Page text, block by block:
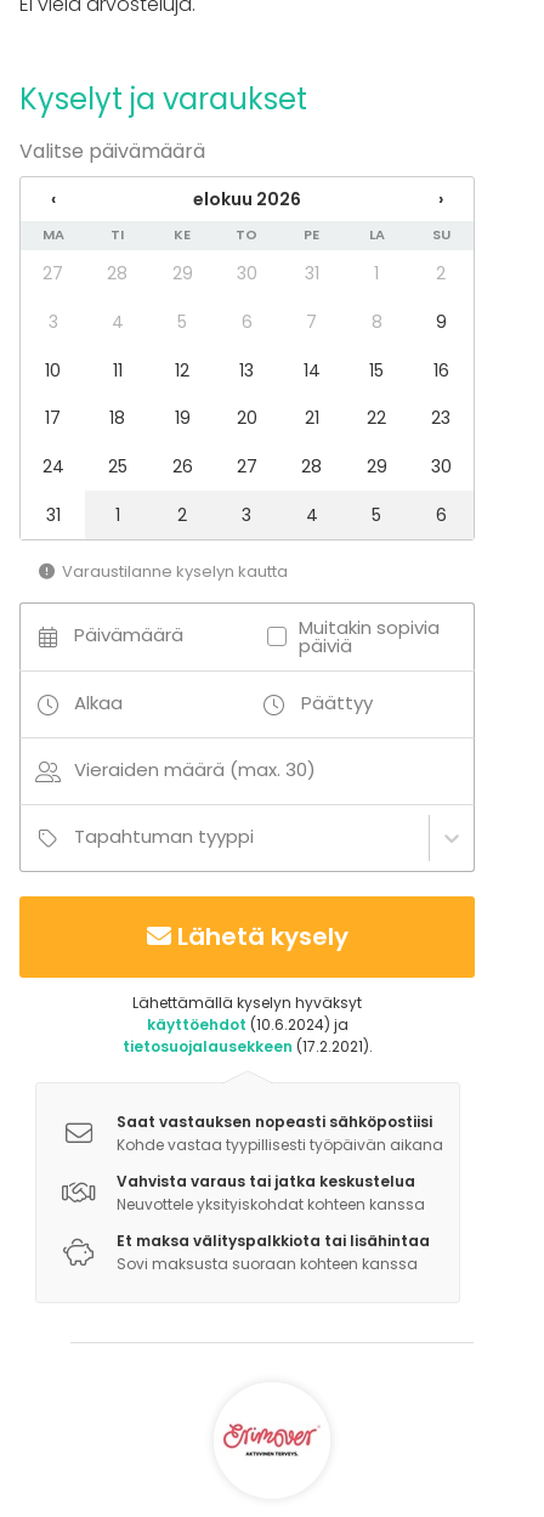
Kyselyt ja varaukset
Valitse päivämäärä
‹ elokuu 2026 ›
MA TI KE TO PE LA SU
27 28 29 30 31 1
2
3
4 5 6 7 8
9
10
11 12 13 14 15
16
17
18 19 20 21 22
23
24
25 26 27 28 29
30
31
1 2 3 4 5 6
Varaustilanne kyselyn kautta
Päivämäärä Muitakin sopivia
päiviä
Alkaa Päättyy
Vieraiden määrä (max. 30)
Tapahtuman tyyppi
Lähetä kysely
Lähettämällä kyselyn hyväksyt
käyttöehdot (10.6.2024) ja
tietosuojalausekkeen (17.2.2021).
Saat vastauksen nopeasti sähköpostiisi
Kohde vastaa tyypillisesti työpäivän aikana
Vahvista varaus tai jatka keskustelua
Neuvottele yksityiskohdat kohteen kanssa
Et maksa välityspalkkiota tai lisähintaa
Sovi maksusta suoraan kohteen kanssa